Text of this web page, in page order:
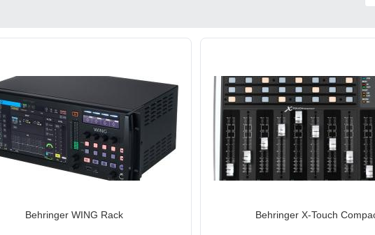
Behringer WING Rack Behringer X-Touch